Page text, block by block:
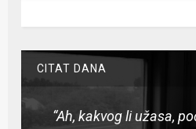
CITAT DANA
“Ah, kakvog li užasa,